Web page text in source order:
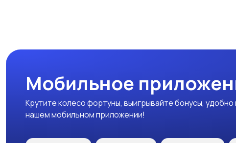
Мобильное
Крутите колесо фортуны, выигрывайте бонусы,
нашем мобильном приложении!